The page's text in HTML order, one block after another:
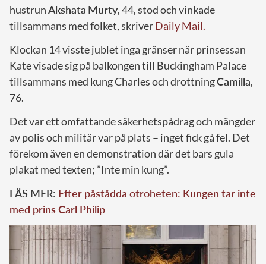
hustrunAkshata Murty, 44, stod och vinkade
tillsammans med folket, skriverDaily Mail.
Klockan 14 visste jublet inga gränser när prinsessan
Kate visade sig på balkongen till Buckingham Palace
tillsammans med kung Charles och drottningCamilla,
76.
Det var ett omfattande säkerhetspådrag och mängder
av polis och militär var på plats – inget fick gå fel. Det
förekom även en demonstration där det bars gula
plakat med texten; ”Inte min kung”.
LÄS MER: Efter påstådda otroheten: Kungen tar inte
med prins Carl Philip